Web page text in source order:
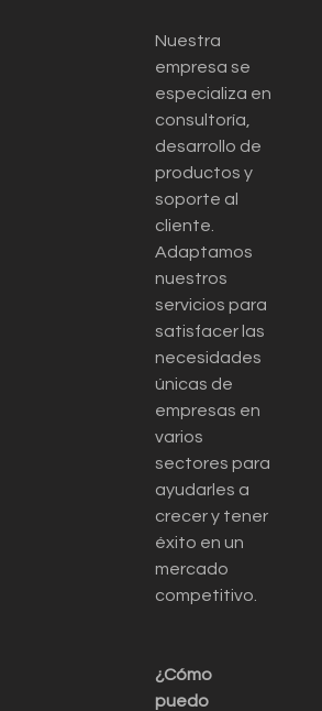
Nuestra
empresa se
especializa en
consultoría,
desarrollo de
productos y
soporte al
cliente.
Adaptamos
nuestros
servicios para
satisfacer las
necesidades
únicas de
empresas en
varios
sectores para
ayudarles a
crecer y tener
éxito en un
mercado
competitivo.
¿Cómo
puedo